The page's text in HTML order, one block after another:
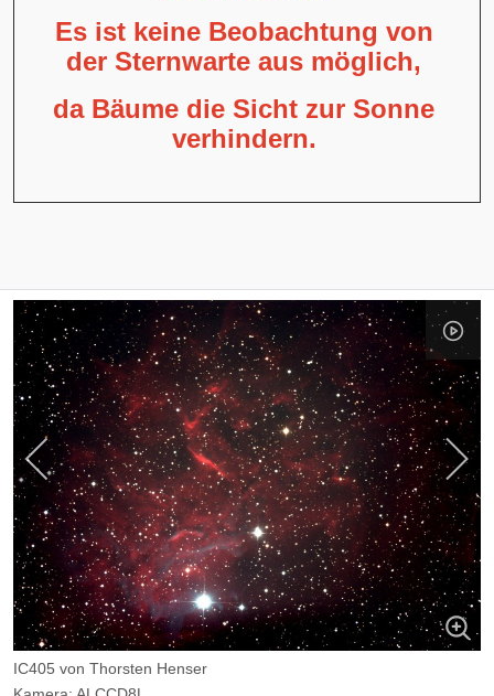
Es ist keine Beobachtung von
der Sternwarte aus möglich,
da Bäume die Sicht zur Sonne
verhindern.
IC405 von Thorsten Henser